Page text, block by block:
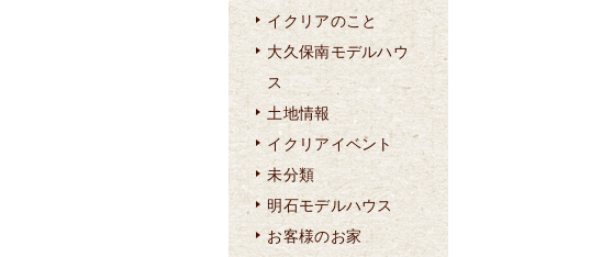
イクリアのこと
大久保南モデルハウ
ス
土地情報
イクリアイベント
未分類
明石モデルハウス
お客様のお家